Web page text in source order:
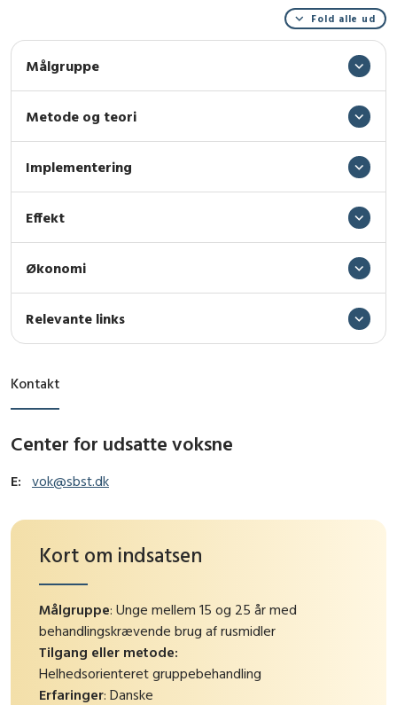
Fold alle ud
Målgruppe
Metode og teori
Implementering
Effekt
Økonomi
Relevante links
Kontakt
Center for udsatte voksne
E: vok@sbst.dk
Kort om indsatsen
Målgruppe: Unge mellem 15 og 25 år med
behandlingskrævende brug af rusmidler
Tilgang eller metode:
Helhedsorienteret gruppebehandling
Erfaringer: Danske